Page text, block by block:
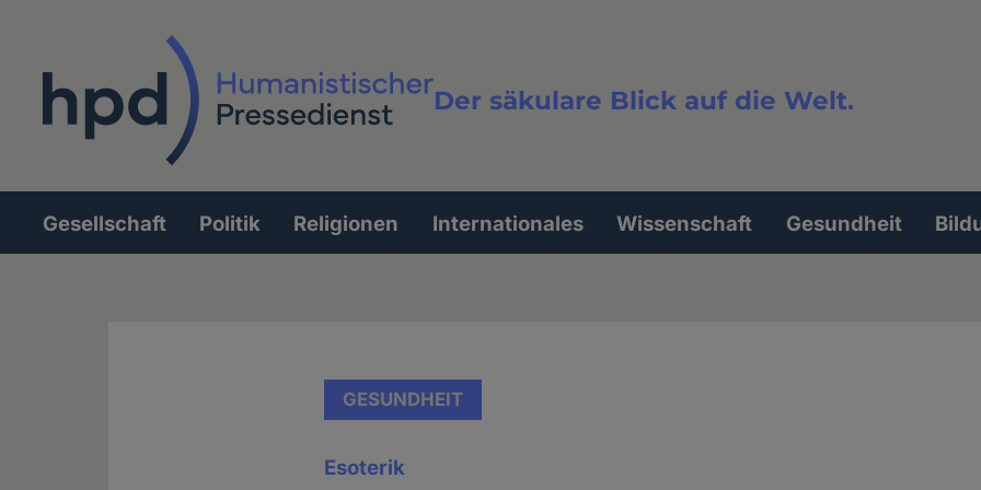
Der säkulare Blick auf die Welt.
Volltextsuche
Hauptnavigation
Gesellschaft Politik Religionen Internationales Wissenschaft Gesundheit
GESUNDHEIT
Esoterik